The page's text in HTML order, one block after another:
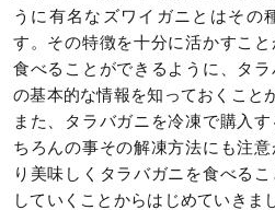
うに有名なズワイガニとはその
す。その特徴を十分に活かすこ
食べることができるように、タ
の基本的な情報を知っておくこと
また、タラバガニを冷凍で購入
ちろんの事その解凍方法にも注
り美味しくタラバガニを食べる
していくことからはじめていきま